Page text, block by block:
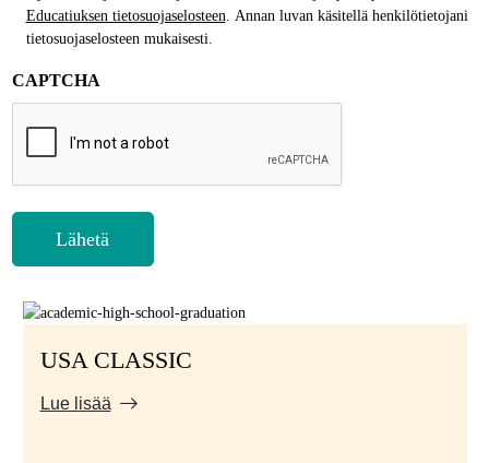
Educatiuksen tietosuojaselosteen . Annan luvan käsitellä henkilötietojani
tietosuojaselosteen mukaisesti.
CAPTCHA
USA CLASSIC
Lue lisää